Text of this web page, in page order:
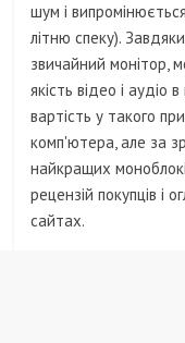
шум і
літню спеку).
звичайний монітор,
якість відео і аудіо
вартість у такого
комп'ютера, але за
найкращих
рецензій покупців і
сайтах.